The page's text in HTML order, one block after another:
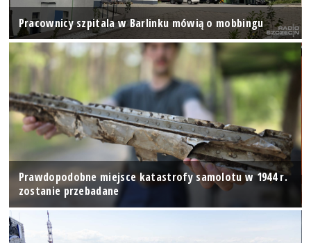
Pracownicy szpitala w Barlinku mówią o mobbingu
Prawdopodobne miejsce katastrofy samolotu w 1944 r.
zostanie przebadane